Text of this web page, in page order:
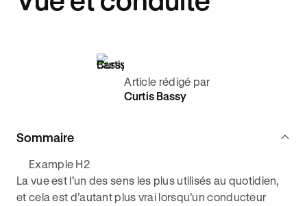
Article rédigé par
Curtis Bassy
Sommaire
Example H2
La vue est l’un des sens les plus utilisés au quotidien,
et cela est d’autant plus vrai lorsqu’un conducteur